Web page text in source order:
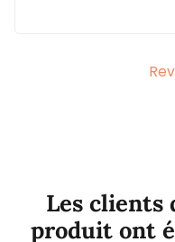
Les clients
produit ont